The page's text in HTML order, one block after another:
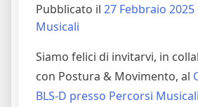
Pubblicato il 27 Febbraio 2025
Musicali
Siamo felici di invitarvi, in
con Postura & Movimento, al
BLS-D presso Percorsi